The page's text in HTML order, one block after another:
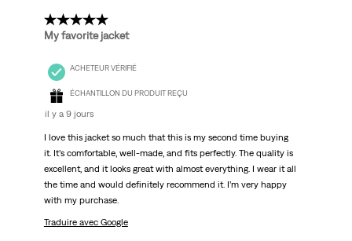
5 étoile(s) sur 5.
My favorite jacket
ACHETEUR VÉRIFIÉ
ÉCHANTILLON DU PRODUIT REÇU
il y a 9 jours
I love this jacket so much that this is my second time buying
it. It’s comfortable, well-made, and fits perfectly. The quality is
excellent, and it looks great with almost everything. I wear it all
the time and would definitely recommend it. I’m very happy
with my purchase.
Traduire avec Google